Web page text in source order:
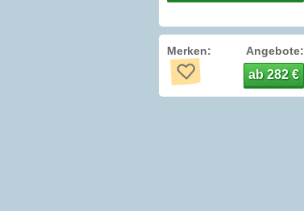
Merken: Angebote:
ab 282 €